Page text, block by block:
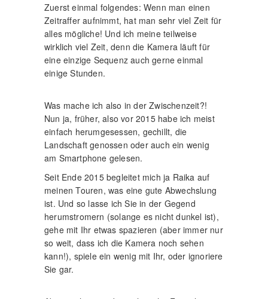
Zuerst einmal folgendes: Wenn man einen
Zeitraffer aufnimmt, hat man sehr viel Zeit für
alles mögliche! Und ich meine teilweise
wirklich viel Zeit, denn die Kamera läuft für
eine einzige Sequenz auch gerne einmal
einige Stunden.
Was mache ich also in der Zwischenzeit?!
Nun ja, früher, also vor 2015 habe ich meist
einfach herumgesessen, gechillt, die
Landschaft genossen oder auch ein wenig
am Smartphone gelesen.
Seit Ende 2015 begleitet mich ja Raika auf
meinen Touren, was eine gute Abwechslung
ist. Und so lasse ich Sie in der Gegend
herumstromern (solange es nicht dunkel ist),
gehe mit Ihr etwas spazieren (aber immer nur
so weit, dass ich die Kamera noch sehen
kann!), spiele ein wenig mit Ihr, oder ignoriere
Sie gar.